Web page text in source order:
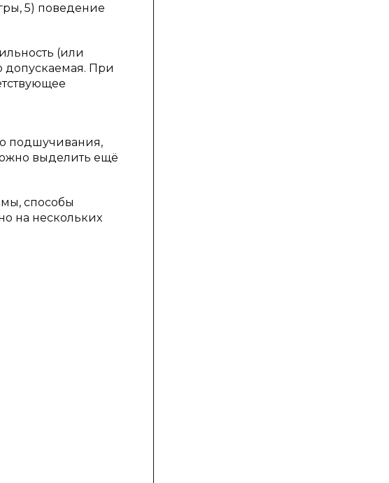
5) поведение
(или
допускаемая. При
подшучивания,
выделить ещё
способы
на нескольких